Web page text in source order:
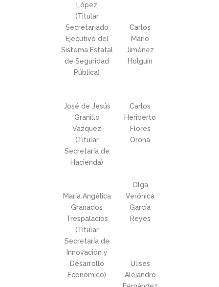
López
(Titular
Secretariado
Ejecutivo del
Sistema Estatal
de Seguridad
Pública)
José de Jesús
Granillo
Vázquez
(Titular
Secretaría de
Hacienda)
María Angélica
Granados
Trespalacios
(Titular
Secretaría de
Innovación y
Desarrollo
Económico)
Carlos
Mario
Jiménez
Holguín
Carlos
Heriberto
Flores
Orona
Olga
Verónica
García
Reyes
Ulises
Alejandro